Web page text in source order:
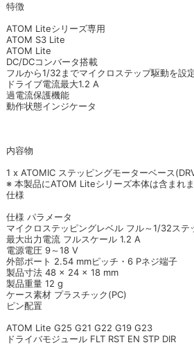
特徴
ATOM Liteシリーズ専用
ATOM S3 Lite
ATOM Lite
DC/DCコンバータ搭載
フルから1/32までマイクロステップ駆動を設
ドライブ電流最大1.2 A
過電流保護機能
動作状態インジケータ
内容物
1 x ATOMIC ステッピングモーターベース
※ 本製品にATOM Liteシリーズ本体は含まれ
仕様
仕様 パラメータ
マイクロステッピングレベル フル～1/32ステ
最大出力電流 フルスケール 1.2 A
電源電圧 9～18 V
外部ポート 2.54 mmピッチ・6 Pネジ端子
製品寸法 48 × 24 × 18 mm
製品重量 12 g
ケース素材 プラスチック(PC)
ピン配置
ATOM Lite G25 G21 G22 G19 G23
ドライバモジュール FLT RST EN STP DIR